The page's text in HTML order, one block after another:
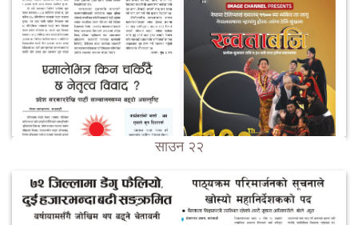
साउन २२